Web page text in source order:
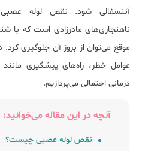
آننسفالی شود. نقص لوله
ناهنجاری‌های مادرزادی است که با
موقع می‌توان از بروز آن جلوگیری کرد.
عوامل خطر، راه‌های پیشگیری
درمانی احتمالی می‌پردازیم.
آنچه در این مقاله می‌خوانید:
نقص لوله عصبی چیست؟